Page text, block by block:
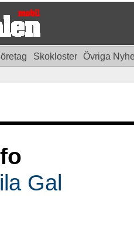
Skokloster Övriga
Gal